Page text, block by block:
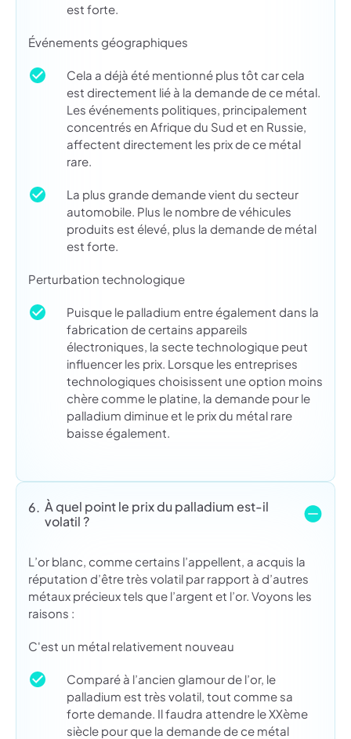
est forte.
Événements géographiques
Cela a déjà été mentionné plus tôt car cela
est directement lié à la demande de ce métal.
Les événements politiques, principalement
concentrés en Afrique du Sud et en Russie,
affectent directement les prix de ce métal
rare.
La plus grande demande vient du secteur
automobile. Plus le nombre de véhicules
produits est élevé, plus la demande de métal
est forte.
Perturbation technologique
Puisque le palladium entre également dans la
fabrication de certains appareils
électroniques, la secte technologique peut
influencer les prix. Lorsque les entreprises
technologiques choisissent une option moins
chère comme le platine, la demande pour le
palladium diminue et le prix du métal rare
baisse également.
6. À quel point le prix du palladium est-il
volatil ?
L’or blanc, comme certains l’appellent, a acquis la
réputation d’être très volatil par rapport à d’autres
métaux précieux tels que l’argent et l’or. Voyons les
raisons :
C'est un métal relativement nouveau
Comparé à l’ancien glamour de l’or, le
palladium est très volatil, tout comme sa
forte demande. Il faudra attendre le XXème
siècle pour que la demande de ce métal